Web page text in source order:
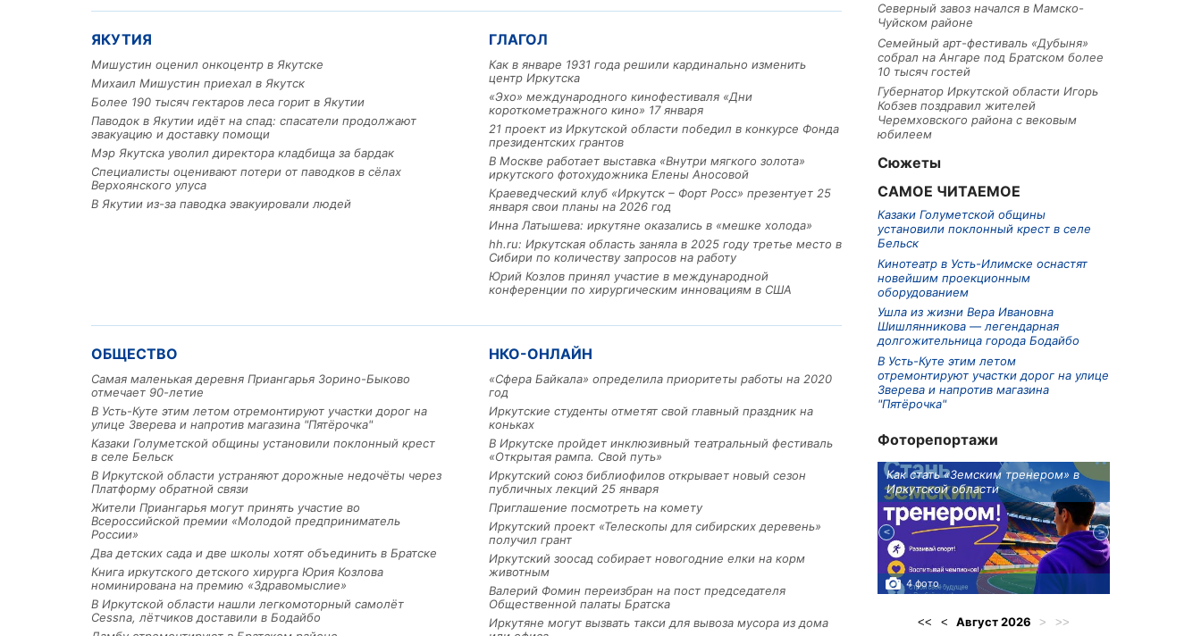
ЯКУТИЯ
Мишустин оценил онкоцентр в Якутске
Михаил Мишустин приехал в Якутск
Более 190 тысяч гектаров леса горит в Якутии
Паводок в Якутии идёт на спад: спасатели продолжают
эвакуацию и доставку помощи
Мэр Якутска уволил директора кладбища за бардак
Специалисты оценивают потери от паводков в сёлах
Верхоянского улуса
В Якутии из-за паводка эвакуировали людей
ГЛАГОЛ
Как в январе 1931 года решили кардинально изменить
центр Иркутска
«Эхо» международного кинофестиваля «Дни
короткометражного кино» 17 января
21 проект из Иркутской области победил в конкурсе Фонда
президентских грантов
В Москве работает выставка «Внутри мягкого золота»
иркутского фотохудожника Елены Аносовой
Краеведческий клуб «Иркутск – Форт Росс» презентует 25
января свои планы на 2026 год
Инна Латышева: иркутяне оказались в «мешке холода»
hh.ru: Иркутская область заняла в 2025 году третье место в
Сибири по количеству запросов на работу
Юрий Козлов принял участие в международной
конференции по хирургическим инновациям в США
ОБЩЕСТВО
Самая маленькая деревня Приангарья Зорино-Быково
отмечает 90-летие
В Усть-Куте этим летом отремонтируют участки дорог на
улице Зверева и напротив магазина "Пятёрочка"
Казаки Голуметской общины установили поклонный крест
в селе Бельск
В Иркутской области устраняют дорожные недочёты через
Платформу обратной связи
Жители Приангарья могут принять участие во
Всероссийской премии «Молодой предприниматель
России»
Два детских сада и две школы хотят объединить в Братске
Книга иркутского детского хирурга Юрия Козлова
номинирована на премию «Здравомыслие»
В Иркутской области нашли легкомоторный самолёт
Cessna, лётчиков доставили в Бодайбо
НКО-ОНЛАЙН
«Сфера Байкала» определила приоритеты работы на 2020
год
Иркутские студенты отметят свой главный праздник на
коньках
В Иркутске пройдет инклюзивный театральный фестиваль
«Открытая рампа. Свой путь»
Иркутский союз библиофилов открывает новый сезон
публичных лекций 25 января
Приглашение посмотреть на комету
Иркутский проект «Телескопы для сибирских деревень»
получил грант
Иркутский зоосад собирает новогодние елки на корм
животным
Валерий Фомин переизбран на пост председателя
Общественной палаты Братска
Иркутяне могут вызвать такси для вывоза мусора из дома
Северный завоз начался в Мамско-
Чуйском районе
Семейный арт-фестиваль «Дубыня»
собрал на Ангаре под Братском более
10 тысяч гостей
Губернатор Иркутской области Игорь
Кобзев поздравил жителей
Черемховского района с вековым
юбилеем
Сюжеты
САМОЕ ЧИТАЕМОЕ
Казаки Голуметской общины
установили поклонный крест в селе
Бельск
Кинотеатр в Усть-Илимске оснастят
новейшим проекционным
оборудованием
Ушла из жизни Вера Ивановна
Шишлянникова — легендарная
долгожительница города Бодайбо
В Усть-Куте этим летом
отремонтируют участки дорог на улице
Зверева и напротив магазина
"Пятёрочка"
Фоторепортажи
Льготный заём в 9 миллионов
рублей получит
машиностроительное предприятие
из Иркутской области
Как стать «Земским тренером» в
Иркутской области
4 фото
<< < Август2026 > >>